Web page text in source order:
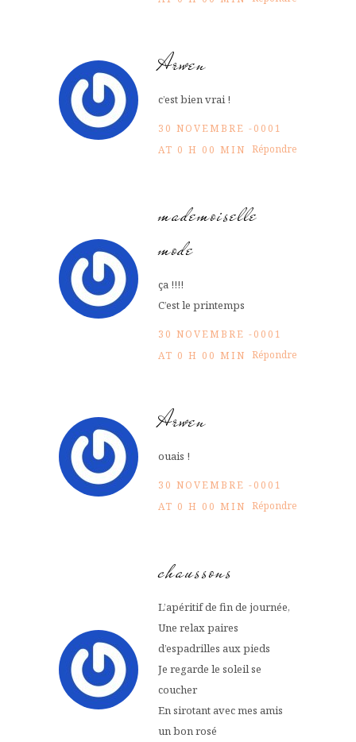
Arwen
c’est bien vrai !
30 NOVEMBRE -0001
AT 0 H 00 MIN Répondre
mademoiselle
mode
ça !!!!
C’est le printemps
30 NOVEMBRE -0001
AT 0 H 00 MIN Répondre
Arwen
ouais !
30 NOVEMBRE -0001
AT 0 H 00 MIN Répondre
chaussons
L’apéritif de fin de journée,
Une relax paires
d’espadrilles aux pieds
Je regarde le soleil se
coucher
En sirotant avec mes amis
un bon rosé